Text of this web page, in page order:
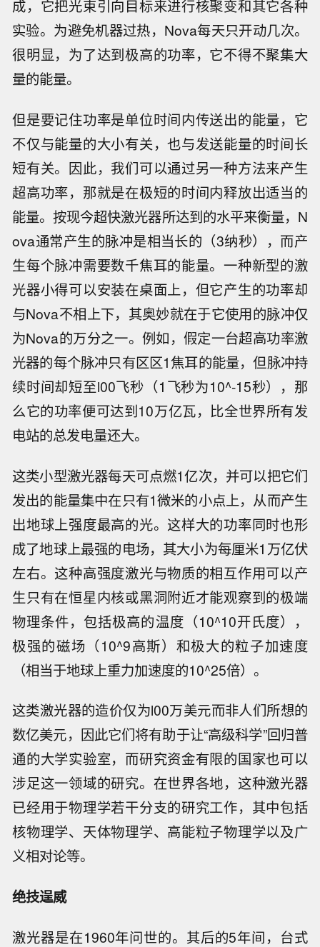
成，它把光束引向目标来进行核聚变和其它各种
实验。为避免机器过热，Nova每天只开动几次。
很明显，为了达到极高的功率，它不得不聚集大
量的能量。
但是要记住功率是单位时间内传送出的能量，它
不仅与能量的大小有关，也与发送能量的时间长
短有关。因此，我们可以通过另一种方法来产生
超高功率，那就是在极短的时间内释放出适当的
能量。按现今超快激光器所达到的水平来衡量，N
ova通常产生的脉冲是相当长的（3纳秒），而产
生每个脉冲需要数千焦耳的能量。一种新型的激
光器小得可以安装在桌面上，但它产生的功率却
与Nova不相上下，其奥妙就在于它使用的脉冲仅
为Nova的万分之一。例如，假定一台超高功率激
光器的每个脉冲只有区区1焦耳的能量，但脉冲持
续时间却短至l00飞秒（1飞秒为10^-15秒），那
么它的功率便可达到10万亿瓦，比全世界所有发
电站的总发电量还大。
这类小型激光器每天可点燃1亿次，并可以把它们
发出的能量集中在只有1微米的小点上，从而产生
出地球上强度最高的光。这样大的功率同时也形
成了地球上最强的电场，其大小为每厘米1万亿伏
左右。这种高强度激光与物质的相互作用可以产
生只有在恒星内核或黑洞附近才能观察到的极端
物理条件，包括极高的温度（10^10开氏度），
极强的磁场（10^9高斯）和极大的粒子加速度
（相当于地球上重力加速度的10^25倍）。
这类激光器的造价仅为l00万美元而非人们所想的
数亿美元，因此它们将有助于让“高级科学”回归普
通的大学实验室，而研究资金有限的国家也可以
涉足这一领域的研究。在世界各地，这种激光器
已经用于物理学若干分支的研究工作，其中包括
核物理学、天体物理学、高能粒子物理学以及广
义相对论等。
绝技逞威
激光器是在1960年问世的。其后的5年间，台式